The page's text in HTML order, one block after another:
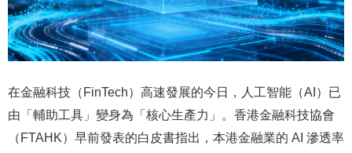
在金融科技（FinTech）高速發展的今日，人工智能（AI）已
由「輔助工具」變身為「核心生產力」。香港金融科技協會
（FTAHK）早前發表的白皮書指出，本港金融業的 AI 滲透率